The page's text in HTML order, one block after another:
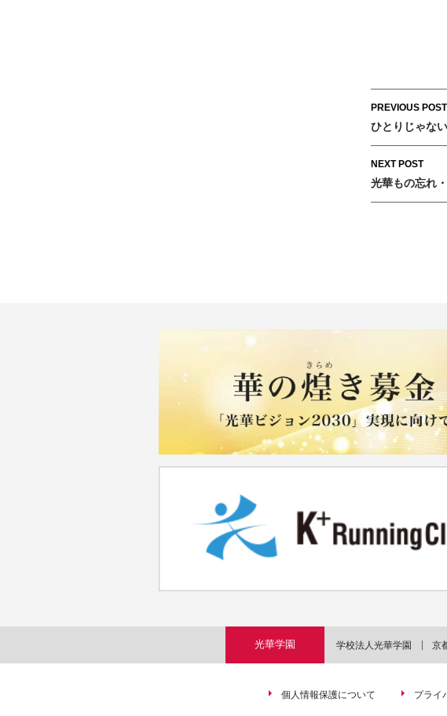
Post
navigation
PREVIOUS POST
ひとりじゃない
NEXT POST
光華もの忘れ
光華学園 学校法人光華学園 京
個人情報保護について プライ